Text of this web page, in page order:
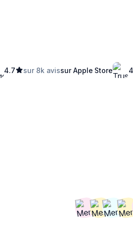
4.7 sur 8k avissur Apple Store